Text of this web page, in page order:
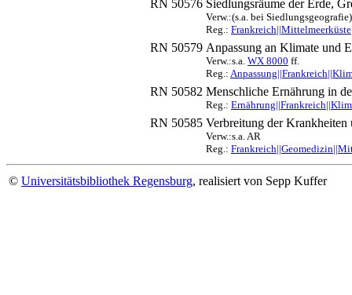
RN 50576 Siedlungsräume der Erde,
Verw.:(s.a. bei Siedlungsgeografie)
Reg.:
RN 50579 Anpassung an Klimate und
Verw.:s.a. WX 8000 ff.
Reg.:
RN 50582 Menschliche Ernährung in
Reg.:
RN 50585 Verbreitung der
Verw.:s.a. AR
Reg.:
© Universitätsbibliothek Regensburg, realisiert von Sepp Kuffer